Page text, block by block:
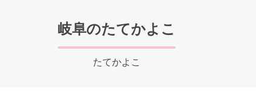
岐阜のたてかよこ
たてかよこ